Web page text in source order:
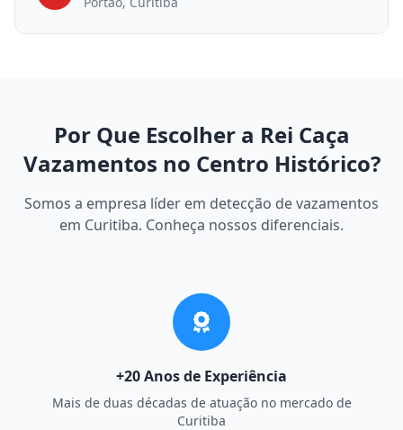
Por Que Escolher a Rei Caça
Vazamentos no Centro Histórico?
Somos a empresa líder em detecção de vazamentos
em Curitiba. Conheça nossos diferenciais.
+20 Anos de Experiência
Mais de duas décadas de atuação no mercado de
Curitiba